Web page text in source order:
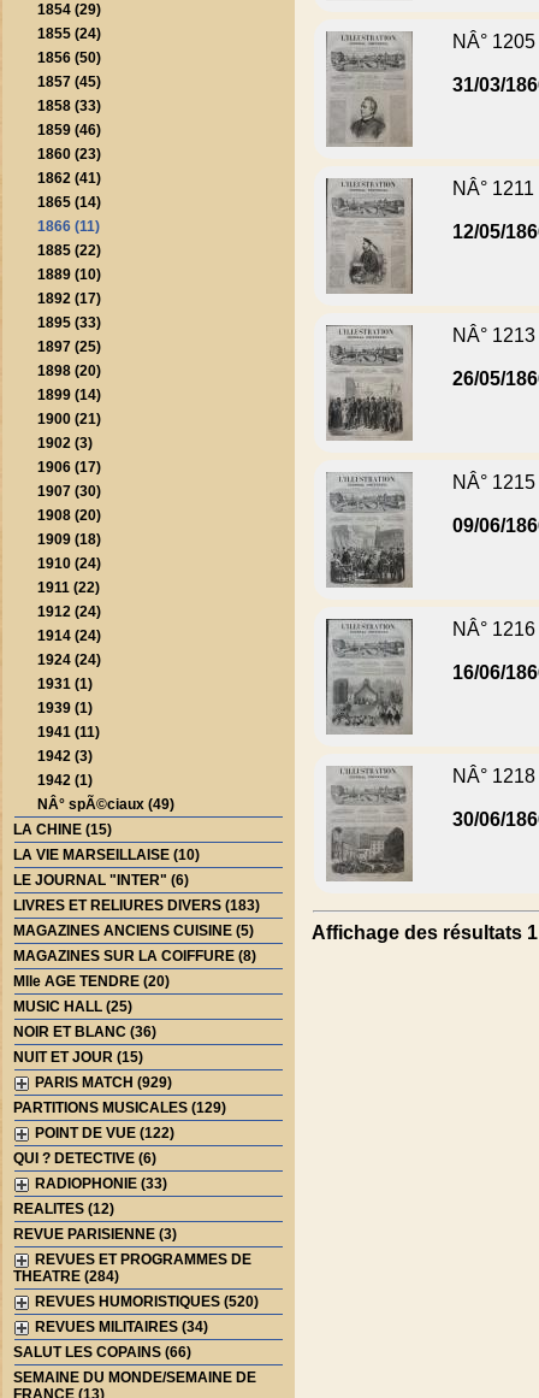
1854 (29)
1855 (24)
1856 (50)
1857 (45)
1858 (33)
1859 (46)
1860 (23)
1862 (41)
1865 (14)
1866 (11)
1885 (22)
1889 (10)
1892 (17)
1895 (33)
1897 (25)
1898 (20)
1899 (14)
1900 (21)
1902 (3)
1906 (17)
1907 (30)
1908 (20)
1909 (18)
1910 (24)
1911 (22)
1912 (24)
1914 (24)
1924 (24)
1931 (1)
1939 (1)
1941 (11)
1942 (3)
1942 (1)
NÂ° spÃ©ciaux (49)
LA CHINE (15)
LA VIE MARSEILLAISE (10)
LE JOURNAL "INTER" (6)
LIVRES ET RELIURES DIVERS (183)
MAGAZINES ANCIENS CUISINE (5)
MAGAZINES SUR LA COIFFURE (8)
Mlle AGE TENDRE (20)
MUSIC HALL (25)
NOIR ET BLANC (36)
NUIT ET JOUR (15)
PARIS MATCH (929)
PARTITIONS MUSICALES (129)
POINT DE VUE (122)
QUI ? DETECTIVE (6)
RADIOPHONIE (33)
REALITES (12)
REVUE PARISIENNE (3)
REVUES ET PROGRAMMES DE
THEATRE (284)
REVUES HUMORISTIQUES (520)
REVUES MILITAIRES (34)
SALUT LES COPAINS (66)
SEMAINE DU MONDE/SEMAINE DE
FRANCE (13)
NÂ° 1205
31/03/
NÂ° 1211
12/05/
NÂ° 1213
26/05/
NÂ° 1215
09/06/
NÂ° 1216
16/06/
NÂ° 1218
30/06/
Affichage des résultats